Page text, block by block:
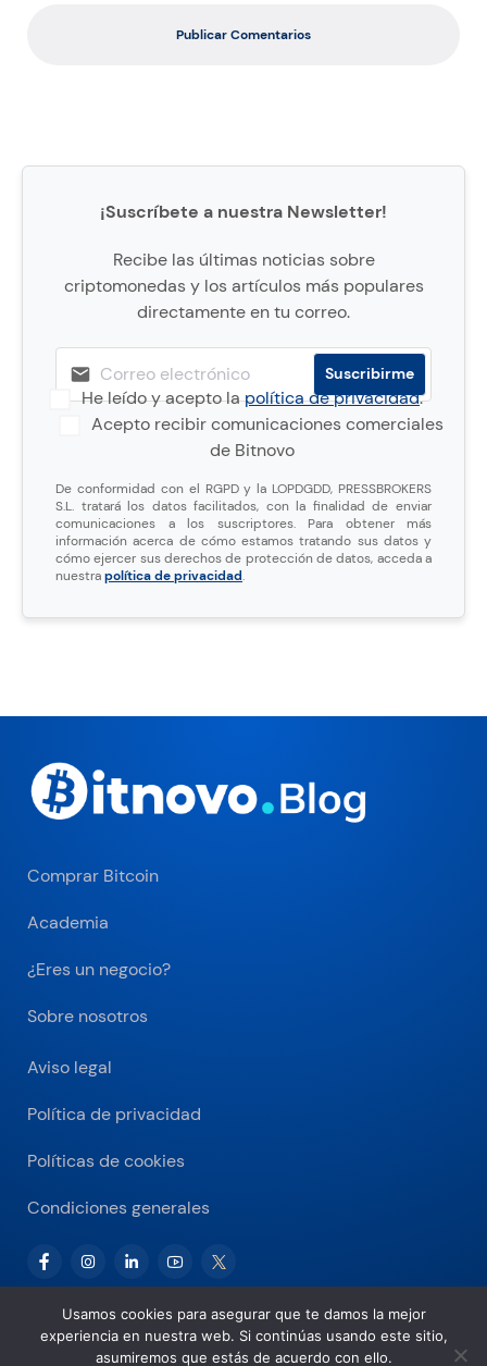
Publicar Comentarios
¡Suscríbete a nuestra Newsletter!
Recibe las últimas noticias sobre
criptomonedas y los artículos más populares
directamente en tu correo.
He leído y acepto lapolítica de privacidad.
Acepto recibir comunicaciones comerciales
de Bitnovo
De conformidad con el RGPD y la LOPDGDD, PRESSBROKERS
S.L. tratará los datos facilitados, con la finalidad de enviar
comunicaciones a los suscriptores. Para obtener más
información acerca de cómo estamos tratando sus datos y
cómo ejercer sus derechos de protección de datos, acceda a
nuestrapolítica de privacidad.
Comprar Bitcoin
Academia
¿Eres un negocio?
Sobre nosotros
Aviso legal
Política de privacidad
Políticas de cookies
Condiciones generales
Copyright © 2026 Bitnovo.com
Usamos cookies para asegurar que te damos la mejor
experiencia en nuestra web. Si continúas usando este sitio,
asumiremos que estás de acuerdo con ello.